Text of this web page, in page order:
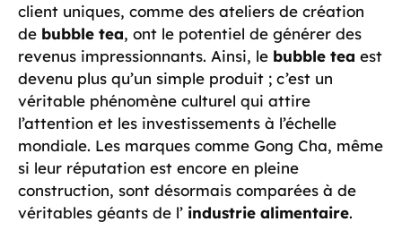
client uniques, comme des ateliers de création
de bubble tea, ont le potentiel de générer des
revenus impressionnants. Ainsi, le bubble tea est
devenu plus qu’un simple produit ; c’est un
véritable phénomène culturel qui attire
l’attention et les investissements à l’échelle
mondiale. Les marques comme Gong Cha, même
si leur réputation est encore en pleine
construction, sont désormais comparées à de
véritables géants de l’ industrie alimentaire.